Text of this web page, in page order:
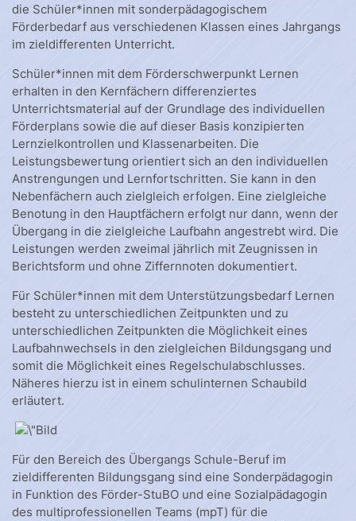
die Schüler*innen mit sonderpädagogischem
Förderbedarf aus verschiedenen Klassen eines Jahrgangs
im zieldifferenten Unterricht.
Schüler*innen mit dem Förderschwerpunkt Lernen
erhalten in den Kernfächern differenziertes
Unterrichtsmaterial auf der Grundlage des individuellen
Förderplans sowie die auf dieser Basis konzipierten
Lernzielkontrollen und Klassenarbeiten. Die
Leistungsbewertung orientiert sich an den individuellen
Anstrengungen und Lernfortschritten. Sie kann in den
Nebenfächern auch zielgleich erfolgen. Eine zielgleiche
Benotung in den Hauptfächern erfolgt nur dann, wenn der
Übergang in die zielgleiche Laufbahn angestrebt wird. Die
Leistungen werden zweimal jährlich mit Zeugnissen in
Berichtsform und ohne Ziffernnoten dokumentiert.
Für Schüler*innen mit dem Unterstützungsbedarf Lernen
besteht zu unterschiedlichen Zeitpunkten und zu
unterschiedlichen Zeitpunkten die Möglichkeit eines
Laufbahnwechsels in den zielgleichen Bildungsgang und
somit die Möglichkeit eines Regelschulabschlusses.
Näheres hierzu ist in einem schulinternen Schaubild
erläutert.
Für den Bereich des Übergangs Schule-Beruf im
zieldifferenten Bildungsgang sind eine Sonderpädagogin
in Funktion des Förder-StuBO und eine Sozialpädagogin
des multiprofessionellen Teams (mpT) für die